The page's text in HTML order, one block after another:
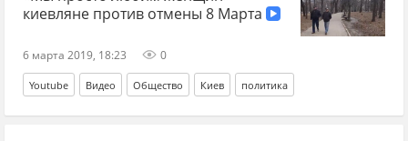
киевляне против отмены 8 Марта
6 марта 2019, 18:23 0
Youtube Видео Общество Киев политика